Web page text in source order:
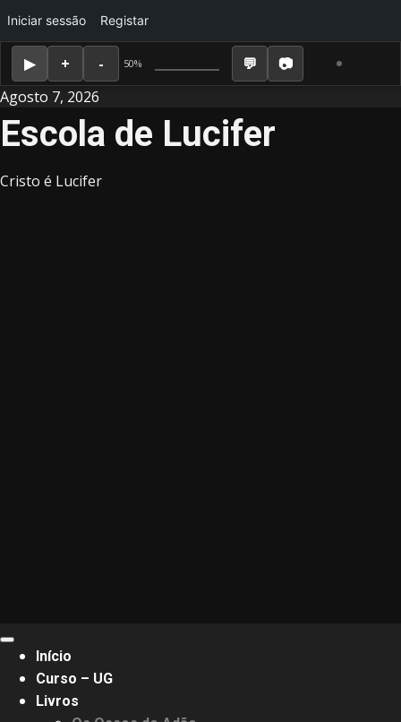
50%
Iniciar sessão Registar
Skip
to
content
Agosto 7, 2026
Escola de Lucifer
Cristo é Lucifer
Primary
Menu
Início
Curso – UG
Livros